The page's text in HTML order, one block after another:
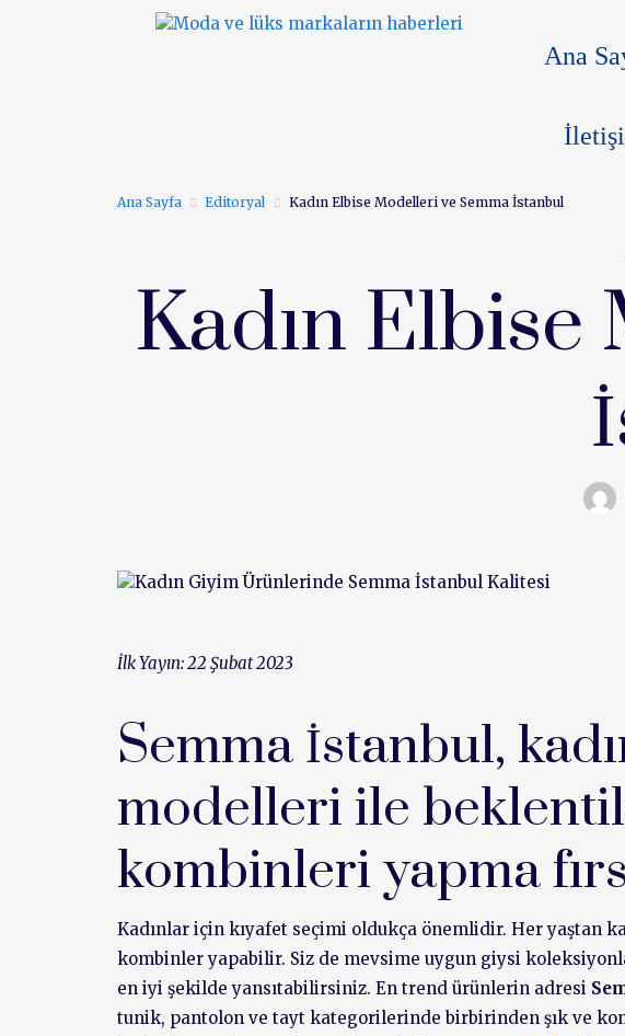
ANA SAYFA FIRSAT
Ana
Ana Sayfa Editoryal Kadın Elbise Modelleri ve Semma İstanbul
Kadın
İlk Yayın: 22 Şubat 2023
Semma İstanbul,
modelleri ile
kombinleri yapma
Kadınlar için kıyafet seçimi oldukça önemlidir. Her yaştan
kombinler yapabilir. Siz de mevsime uygun giysi
en iyi şekilde yansıtabilirsiniz. En trend ürünlerin adresi
tunik, pantolon ve tayt kategorilerinde birbirinden şık ve